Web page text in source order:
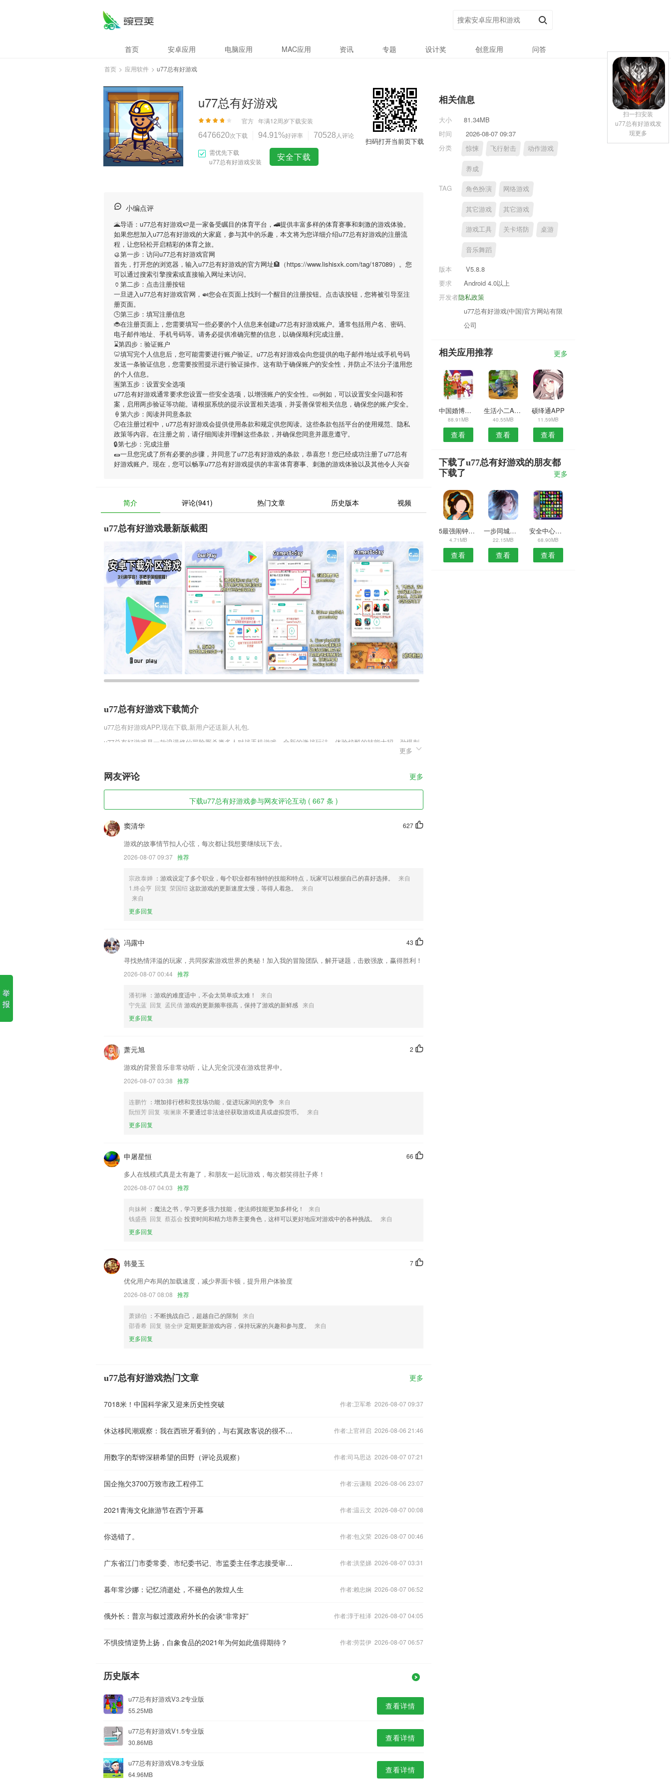
首页 安卓应用 电脑应用 MAC应用 资讯 专题 设计奖 创意应用 问答
首页 > 应用软件 > u77总有好游戏
u77总有好游戏
官方 年满12周岁下载安装
6476620次下载 94.91%好评率 70528 人评论
需优先下载
u77总有好游戏安装
安全下载
扫码打开当前页下载
小编点评
🌋导语： u77总有好游戏🍉是一家备受瞩目的体育平台，🚄提供丰富多样的体育赛事和刺激的游戏体验。
如果您想加入u77总有好游戏的大家庭，参与其中的乐趣，本文将为您详细介绍u77总有好游戏的注册流
程，让您轻松开启精彩的体育之旅。
🥮第一步：访问u77总有好游戏官网
首先，打开您的浏览器，输入u77总有好游戏的官方网址🏦（https://www.lishisxk.com/tag/187089）。您
可以通过搜索引擎搜索或直接输入网址来访问。
🏺第二步：点击注册按钮
一旦进入u77总有好游戏官网，🍛您会在页面上找到一个醒目的注册按钮。点击该按钮，您将被引导至注
册页面。
🕒第三步：填写注册信息
🐞在注册页面上，您需要填写一些必要的个人信息来创建u77总有好游戏账户。通常包括用户名、密码、
电子邮件地址、手机号码等。请务必提供准确完整的信息，以确保顺利完成注册。
⌛️第四步：验证账户
🦷填写完个人信息后，您可能需要进行账户验证。 u77总有好游戏会向您提供的电子邮件地址或手机号码
发送一条验证信息，您需要按照提示进行验证操作。这有助于确保账户的安全性，并防止不法分子滥用您
的个人信息。
🈶第五步：设置安全选项
u77总有好游戏通常要求您设置一些安全选项，以增强账户的安全性。🥒例如，可以设置安全问题和答
案，启用两步验证等功能。请根据系统的提示设置相关选项，并妥善保管相关信息，确保您的账户安全。
🍦第六步：阅读并同意条款
🕗在注册过程中， u77总有好游戏会提供使用条款和规定供您阅读。这些条款包括平台的使用规范、隐私
政策等内容。在注册之前，请仔细阅读并理解这些条款，并确保您同意并愿意遵守。
🔒第七步：完成注册
🌯一旦您完成了所有必要的步骤，并同意了u77总有好游戏的条款，恭喜您！您已经成功注册了u77总有
好游戏账户。现在，您可以畅享u77总有好游戏提供的丰富体育赛事、刺激的游戏体验以及其他令人兴奋
简介 评论(941) 热门文章 历史版本 视频
u77总有好游戏最新版截图
u77总有好游戏下载简介
u77总有好游戏APP,现在下载,新用户还送新人礼包.
u77总有好游戏是一款浪漫修仙冒险厮杀类多人对战手机游戏，全新的激战玩法，体验炫酷的技能大招，劲爆刺
激的战斗氛围，大说仙剑手游安装包v1.0.0.1可以体验全新副本历练，打造修仙新纪元，体验百变华丽的装扮，
趣手游网下载吧。
1,开发商：小鼎科技（北京）有限公司
2,河海精品，则是展示河海大学建设的国家级视频公开课和精品资源共享课，可进入查看具体课程内容。
3,热门直播7*24小时回看不停
4,这里拥有多种模式供你选择，2265用户可以自定义模式，切换不同模式自由选择灯光；
6,15天金额包退,第三方独立检测,无事故、无泡水承诺为您保驾护航;
u77总有好游戏软件优势
1.名家朗读，1~6年级课文同步收听，名家朗读，读音纯正。
白话；
3.直击考点，形式灵活生动易懂，帮助学员更有效学习、记忆驾考知识。
场营销、新闻传媒、策略、销售、艺术文化等领域的专业人士，爱好写作、影视音乐、厨艺、旅行的有趣灵
魂……在 italki 总能找到合适的老师一起学习。
6.关键词：儿童，儿童教育游戏，儿童小游戏大全，儿童游戏，儿童游戏大全，儿童学习游戏，儿童益智游戏，
u77总有好游戏更新了什么?
北京地铁列车满载率查询再升级
在线工单及时处理售后问题；
修复一加Pro ColorOS 13和氧OS 13安装TWRP
联系我们
以上就是u77总有好游戏的介绍，如果您喜欢这款软件，您可以到应用商店进行打分评论，说出您的使用经历，
以帮助我们更好的对产品进行优化修改。
更多
网友评论 更多
下载u77总有好游戏参与网友评论互动 ( 667 条 )
627
窦清华
游戏的故事情节扣人心弦，每次都让我想要继续玩下去。
2026-08-07 09:37 推荐
宗政泰婵 ：游戏设定了多个职业，每个职业都有独特的技能和特点，玩家可以根据自己的喜好选择。
来自
1.终会亨 回复 荣国绍 这款游戏的更新速度太慢，等得人着急。
来自
来自
更多回复
43
冯露中
寻找热情洋溢的玩家，共同探索游戏世界的奥秘！加入我的冒险团队，解开谜题，击败强敌，赢得胜利！
2026-08-07 00:44 推荐
潘初琳 ：游戏的难度适中，不会太简单或太难！
来自
宁先蓝 回复 孟民倩游戏的更新频率很高，保持了游戏的新鲜感 来自
更多回复
2
萧元旭
游戏的背景音乐非常动听，让人完全沉浸在游戏世界中。
2026-08-07 03:38 推荐
连鹏竹 ：增加排行榜和竞技场功能，促进玩家间的竞争 来自
阮恒芳 回复 项澜康不要通过非法途径获取游戏道具或虚拟货币。
来自
更多回复
66
申屠星恒
多人在线模式真是太有趣了，和朋友一起玩游戏，每次都笑得肚子疼！
2026-08-07 04:03 推荐
向妹树 ：魔法之书，学习更多强力技能，使法师技能更加多样化！
来自
钱盛燕 回复 蔡荔会 投资时间和精力培养主要角色，这样可以更好地应对游戏中的各种挑战。
来自
更多回复
7
韩曼玉
优化用户布局的加载速度，减少界面卡顿，提升用户体验度
2026-08-07 08:08 推荐
萧娣伯 ：不断挑战自己，超越自己的限制 来自
邵香希 回复 骆全伊 定期更新游戏内容，保持玩家的兴趣和参与度。
来自
更多回复
u77总有好游戏热门文章 更多
7018米！中国科学家又迎来历史性突破 作者:卫军希 2026-08-07 09:37
休达移民潮观察：我在西班牙看到的，与右翼政客说的很不一样 作者:上官祥启 2026-08-06 21:46
用数字的犁铧深耕希望的田野（评论员观察） 作者:司马思达 2026-08-07 07:21
国企拖欠3700万致市政工程停工 作者:云谦顺 2026-08-06 23:07
2021青海文化旅游节在西宁开幕 作者:温云文 2026-08-07 00:08
你选错了。 作者:包义荣 2026-08-07 00:46
广东省江门市委常委、市纪委书记、市监委主任李志接受审查调查 作者:洪坚娣 2026-08-07 03:31
暮年常沙娜：记忆消逝处，不褪色的敦煌人生 作者:赖忠娴 2026-08-07 06:52
俄外长：普京与叙过渡政府外长的会谈“非常好” 作者:淳于桂泽 2026-08-07 04:05
不惧疫情逆势上扬，白象食品的2021年为何如此值得期待？ 作者:劳芸伊 2026-08-07 06:57
历史版本
u77总有好游戏V3.2专业版
55.25MB 查看详情
u77总有好游戏V1.5专业版
30.86MB 查看详情
u77总有好游戏V8.3专业版
64.96MB 查看详情
相关信息
大小
81.34MB
时间
2026-08-07 09:37
分类
惊悚 飞行射击 动作游戏
养成
TAG 角色扮演 网络游戏
其它游戏 其它游戏
游戏工具 关卡塔防 桌游
音乐舞蹈
版本
V5.8.8
要求
Android 4.0以上
隐私政策
开发者
u77总有好游戏(中国)官方网站有限
公司
相关应用推荐 更多
中国婚博会安卓版
88.91MB
查看
生活小二APP
40.55MB
查看
硕绎通APP
11.59MB
查看
下载了u77总有好游戏的朋友都
下载了
更多
5最强闹钟铃声
4.71MB
查看
一步同城服务端安卓版
22.15MB
查看
安全中心手机版
68.90MB
查看
扫一扫安装
u77总有好游戏发
现更多
举
报